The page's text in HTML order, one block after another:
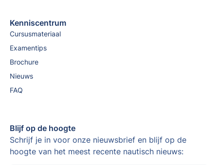
Kenniscentrum
Cursusmateriaal
Examentips
Brochure
Nieuws
FAQ
Blijf op de hoogte
Schrijf je in voor onze nieuwsbrief en blijf op de
hoogte van het meest recente nautisch nieuws: